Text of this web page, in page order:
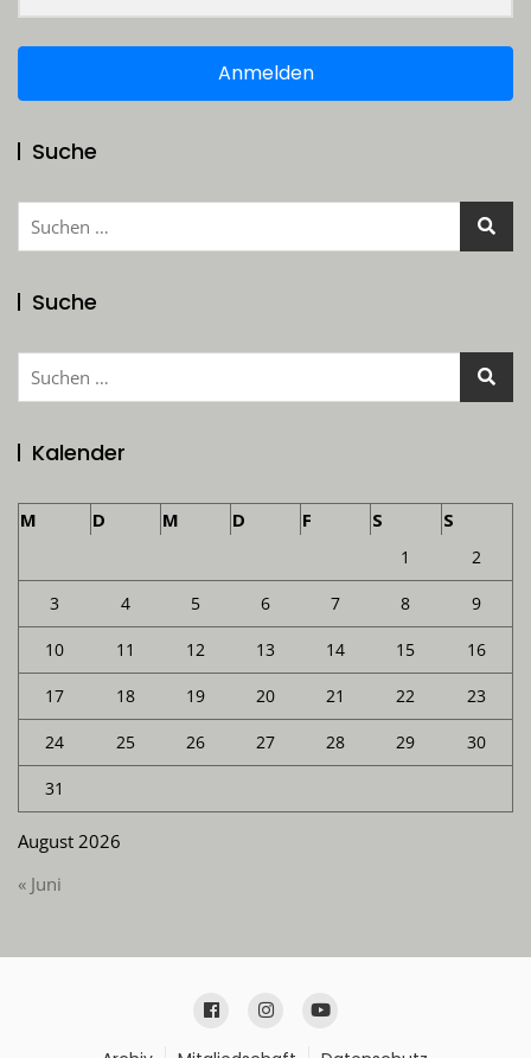
Anmelden
Suche
Suchen
Suche
Suchen
Kalender
August 2026
M D M D F S S
1 2
3 4 5 6 7 8 9
10 11 12 13 14 15 16
17 18 19 20 21 22 23
24 25 26 27 28 29 30
31
« Juni